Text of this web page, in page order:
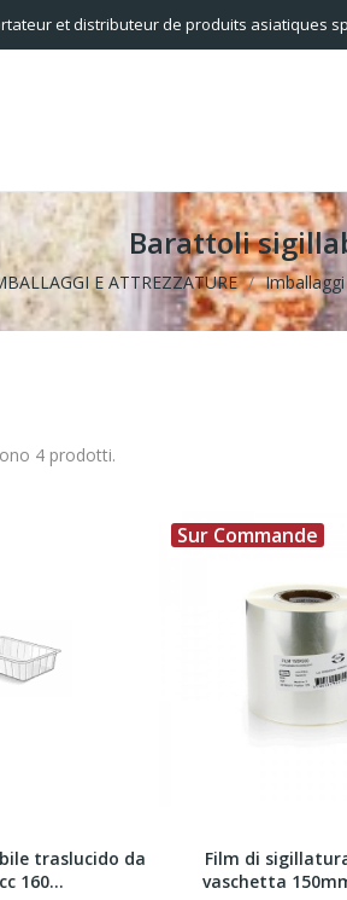
et distributeur de produits asiatiques
Barattoli
E ATTREZZATURE
4 prodotti.
traslucido da
160...
Sur Commande
Film di
vaschetta